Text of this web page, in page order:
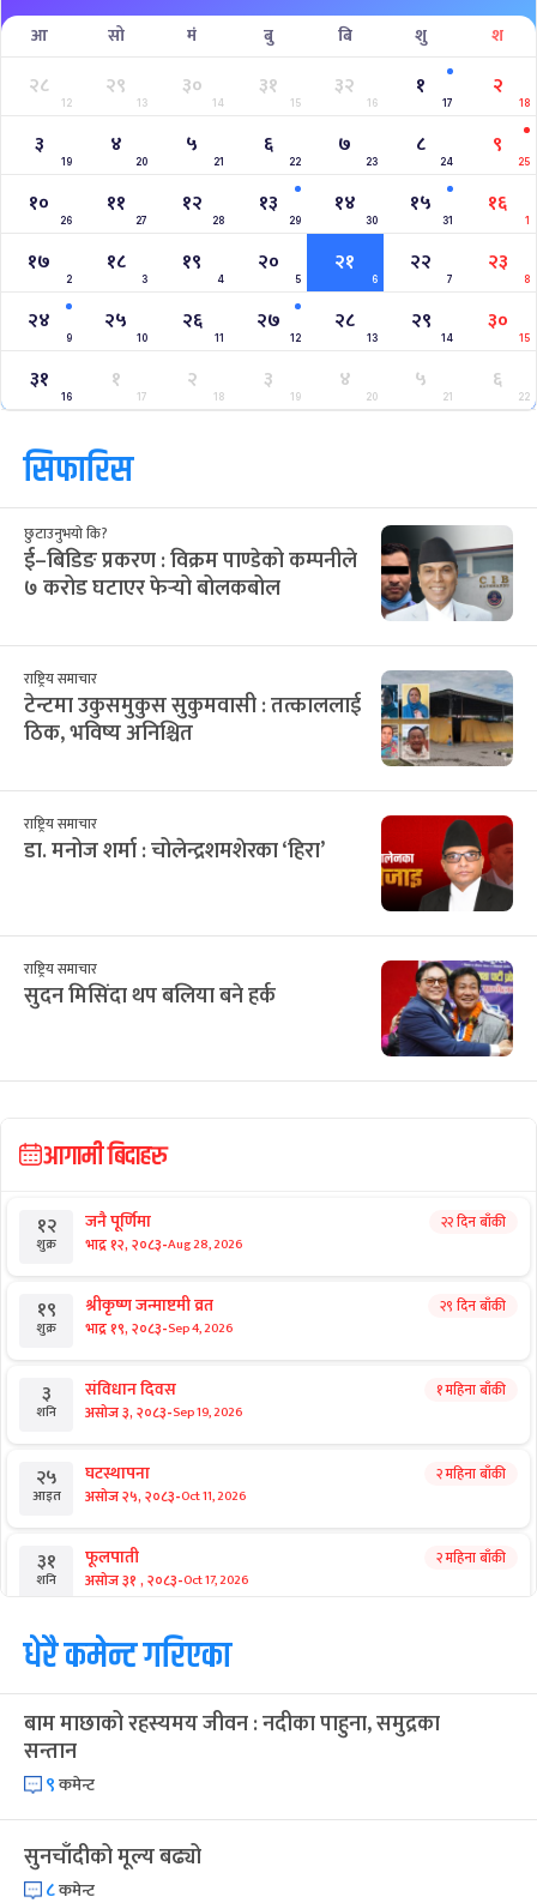
आ सो मं बु बि शु श
२८
12
२९
13
३०
14
३१
15
३२
16
१
17
२
18
३
19
४
20
५
21
६
22
७
23
८
24
९
25
१०
26
११
27
१२
28
१३
29
१४
30
१५
31
१६
1
१७
2
१८
3
१९
4
२०
5
२१
6
२२
7
२३
8
२४
9
२५
10
२६
11
२७
12
२८
13
२९
14
३०
15
३१
16
१
17
२
18
३
19
४
20
५
21
६
22
सिफारिस
छुटाउनुभयो कि?
ई–बिडिङ प्रकरण : विक्रम पाण्डेको कम्पनीले
७ करोड घटाएर फेर्‍यो बोलकबोल
राष्ट्रिय समाचार
टेन्टमा उकुसमुकुस सुकुमवासी : तत्काललाई
ठिक, भविष्य अनिश्चित
राष्ट्रिय समाचार
डा. मनोज शर्मा : चोलेन्द्रशमशेरका ‘हिरा’
राष्ट्रिय समाचार
सुदन मिसिंदा थप बलिया बने हर्क
आगामी बिदाहरु
१२
शुक्र
जनै पूर्णिमा
भाद्र १२, २०८३-Aug 28, 2026
२२ दिन बाँकी
१९
शुक्र
श्रीकृष्ण जन्माष्टमी व्रत
भाद्र १९, २०८३-Sep 4, 2026
२९ दिन बाँकी
३
शनि
संविधान दिवस
असोज ३, २०८३-Sep 19, 2026
१ महिना बाँकी
२५
आइत
घटस्थापना
असोज २५, २०८३-Oct 11, 2026
२ महिना बाँकी
३१
शनि
फूलपाती
असोज ३१ , २०८३-Oct 17, 2026
२ महिना बाँकी
१
आइत
कार्तिक सङ्क्रान्ति
कार्तिक १, २०८३-Oct 18, 2026
३
मंगल
महानवमी २ महिना बाँकी
४
पापा‌ङ्कुशा एकादशी व्रत
धेरै कमेन्ट गरिएका
बाम माछाको रहस्यमय जीवन : नदीका पाहुना, समुद्रका
सन्तान
९कमेन्ट
सुनचाँदीको मूल्य बढ्यो
८कमेन्ट